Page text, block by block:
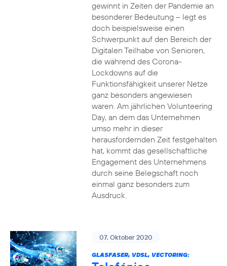
gewinnt in Zeiten der Pandemie an
besonderer Bedeutung – legt es
doch beispielsweise einen
Schwerpunkt auf den Bereich der
Digitalen Teilhabe von Senioren,
die während des Corona-
Lockdowns auf die
Funktionsfähigkeit unserer Netze
ganz besonders angewiesen
waren. Am jährlichen Volunteering
Day, an dem das Unternehmen
umso mehr in dieser
herausfordernden Zeit festgehalten
hat, kommt das gesellschaftliche
Engagement des Unternehmens
durch seine Belegschaft noch
einmal ganz besonders zum
Ausdruck.
07. Oktober 2020
GLASFASER, VDSL, VECTORING: